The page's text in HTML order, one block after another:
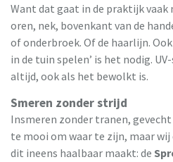
Want dat gaat in de praktijk vaak
oren, nek, bovenkant van de
of onderbroek. Of de haarlijn.
in de tuin spelen’ is het nodig.
altijd, ook als het bewolkt is.
Smeren zonder strijd
Insmeren zonder tranen,
te mooi om waar te zijn, maar
dit ineens haalbaar maakt: de